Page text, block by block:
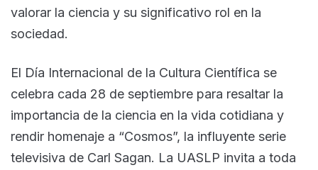
valorar la ciencia y su significativo rol en la
sociedad.
El Día Internacional de la Cultura Científica se
celebra cada 28 de septiembre para resaltar la
importancia de la ciencia en la vida cotidiana y
rendir homenaje a “Cosmos”, la influyente serie
televisiva de Carl Sagan. La UASLP invita a toda